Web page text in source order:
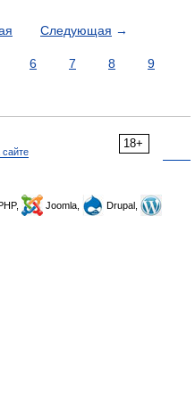
Следующая →
6 7 8
9
18+
Joomla,
Drupal,